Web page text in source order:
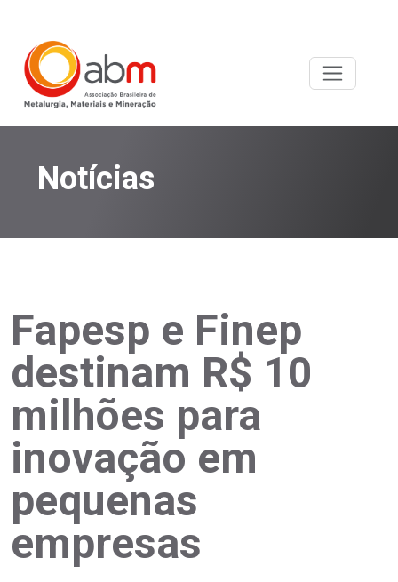
Notícias
Fapesp e Finep
destinam R$ 10
milhões para
inovação em
pequenas
empresas